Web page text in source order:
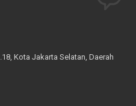
Kota Jakarta Selatan, Daerah